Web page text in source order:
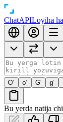
ChatAPILoyiha
O‘ o‘ G‘ g‘ ’
Bu yerda natija